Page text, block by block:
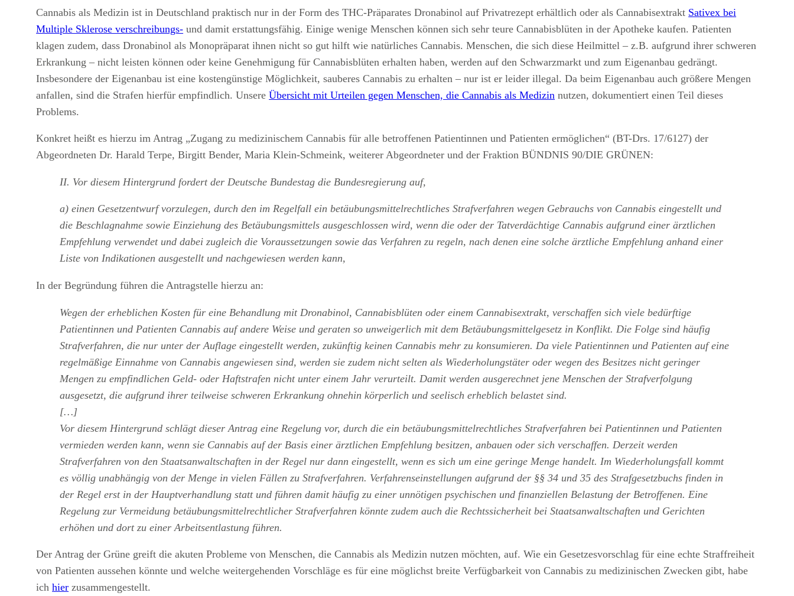
Cannabis als Medizin ist in Deutschland praktisch nur in der Form des THC-Präparates Dronabinol auf Privatrezept erhältlich oder als Cannabisextrakt Sativex bei
Multiple Sklerose verschreibungs- und damit erstattungsfähig. Einige wenige Menschen können sich sehr teure Cannabisblüten in der Apotheke kaufen. Patienten
klagen zudem, dass Dronabinol als Monopräparat ihnen nicht so gut hilft wie natürliches Cannabis. Menschen, die sich diese Heilmittel – z.B. aufgrund ihrer schweren
Erkrankung – nicht leisten können oder keine Genehmigung für Cannabisblüten erhalten haben, werden auf den Schwarzmarkt und zum Eigenanbau gedrängt.
Insbesondere der Eigenanbau ist eine kostengünstige Möglichkeit, sauberes Cannabis zu erhalten – nur ist er leider illegal. Da beim Eigenanbau auch größere Mengen
anfallen, sind die Strafen hierfür empfindlich. UnsereÜbersicht mit Urteilen gegen Menschen, die Cannabis als Medizin nutzen, dokumentiert einen Teil dieses
Problems.
Konkret heißt es hierzu im Antrag „Zugang zu medizinischem Cannabis für alle betroffenen Patientinnen und Patienten ermöglichen“ (BT-Drs. 17/6127) der
Abgeordneten Dr. Harald Terpe, Birgitt Bender, Maria Klein-Schmeink, weiterer Abgeordneter und der Fraktion BÜNDNIS 90/DIE GRÜNEN:
II. Vor diesem Hintergrund fordert der Deutsche Bundestag die Bundesregierung auf,
a) einen Gesetzentwurf vorzulegen, durch den im Regelfall ein betäubungsmittelrechtliches Strafverfahren wegen Gebrauchs von Cannabis eingestellt und
die Beschlagnahme sowie Einziehung des Betäubungsmittels ausgeschlossen wird, wenn die oder der Tatverdächtige Cannabis aufgrund einer ärztlichen
Empfehlung verwendet und dabei zugleich die Voraussetzungen sowie das Verfahren zu regeln, nach denen eine solche ärztliche Empfehlung anhand einer
Liste von Indikationen ausgestellt und nachgewiesen werden kann,
In der Begründung führen die Antragstelle hierzu an:
Wegen der erheblichen Kosten für eine Behandlung mit Dronabinol, Cannabisblüten oder einem Cannabisextrakt, verschaffen sich viele bedürftige
Patientinnen und Patienten Cannabis auf andere Weise und geraten so unweigerlich mit dem Betäubungsmittelgesetz in Konflikt. Die Folge sind häufig
Strafverfahren, die nur unter der Auflage eingestellt werden, zukünftig keinen Cannabis mehr zu konsumieren. Da viele Patientinnen und Patienten auf eine
regelmäßige Einnahme von Cannabis angewiesen sind, werden sie zudem nicht selten als Wiederholungstäter oder wegen des Besitzes nicht geringer
Mengen zu empfindlichen Geld- oder Haftstrafen nicht unter einem Jahr verurteilt. Damit werden ausgerechnet jene Menschen der Strafverfolgung
ausgesetzt, die aufgrund ihrer teilweise schweren Erkrankung ohnehin körperlich und seelisch erheblich belastet sind.
[…]
Vor diesem Hintergrund schlägt dieser Antrag eine Regelung vor, durch die ein betäubungsmittelrechtliches Strafverfahren bei Patientinnen und Patienten
vermieden werden kann, wenn sie Cannabis auf der Basis einer ärztlichen Empfehlung besitzen, anbauen oder sich verschaffen. Derzeit werden
Strafverfahren von den Staatsanwaltschaften in der Regel nur dann eingestellt, wenn es sich um eine geringe Menge handelt. Im Wiederholungsfall kommt
es völlig unabhängig von der Menge in vielen Fällen zu Strafverfahren. Verfahrenseinstellungen aufgrund der §§ 34 und 35 des Strafgesetzbuchs finden in
der Regel erst in der Hauptverhandlung statt und führen damit häufig zu einer unnötigen psychischen und finanziellen Belastung der Betroffenen. Eine
Regelung zur Vermeidung betäubungsmittelrechtlicher Strafverfahren könnte zudem auch die Rechtssicherheit bei Staatsanwaltschaften und Gerichten
erhöhen und dort zu einer Arbeitsentlastung führen.
Der Antrag der Grüne greift die akuten Probleme von Menschen, die Cannabis als Medizin nutzen möchten, auf. Wie ein Gesetzesvorschlag für eine echte Straffreiheit
von Patienten aussehen könnte und welche weitergehenden Vorschläge es für eine möglichst breite Verfügbarkeit von Cannabis zu medizinischen Zwecken gibt, habe
ichhier zusammengestellt.